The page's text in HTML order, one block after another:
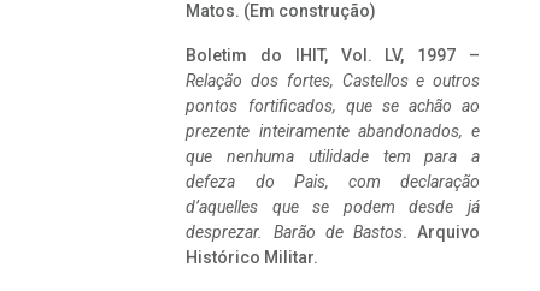
Matos. (Em construção)
Boletim do IHIT, Vol. LV, 1997 –
Relação dos fortes, Castellos e outros
pontos fortificados, que se achão ao
prezente inteiramente abandonados, e
que nenhuma utilidade tem para a
defeza do Pais, com declaração
d’aquelles que se podem desde já
desprezar. Barão de Bastos. Arquivo
Histórico Militar.